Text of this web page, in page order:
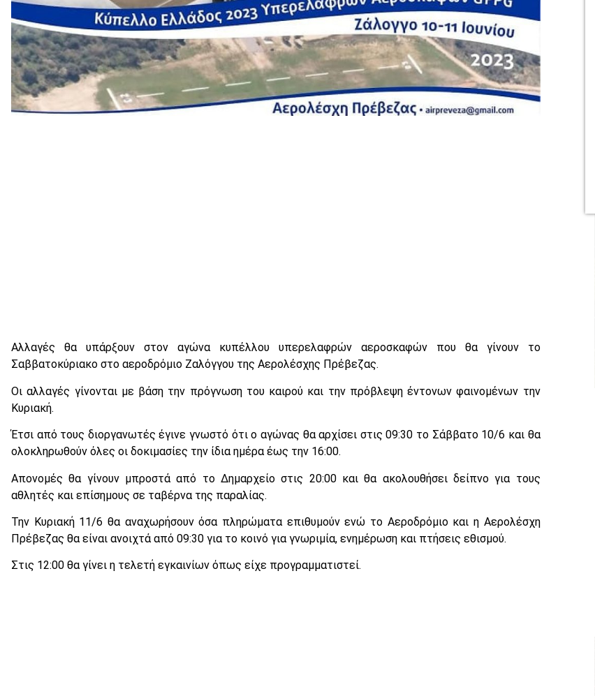
Αλλαγές θα υπάρξουν στον αγώνα κυπέλλου υπερελαφρών αεροσκαφών που θα γίνουν το
Σαββατοκύριακο στο αεροδρόμιο Ζαλόγγου της Αερολέσχης Πρέβεζας.
Οι αλλαγές γίνονται με βάση την πρόγνωση του καιρού και την πρόβλεψη έντονων φαινομένων την
Κυριακή.
Έτσι από τους διοργανωτές έγινε γνωστό ότι ο αγώνας θα αρχίσει στις 09:30 το Σάββατο 10/6 και θα
ολοκληρωθούν όλες οι δοκιμασίες την ίδια ημέρα έως την 16:00.
Απονομές θα γίνουν μπροστά από το Δημαρχείο στις 20:00 και θα ακολουθήσει δείπνο για τους
αθλητές και επίσημους σε ταβέρνα της παραλίας.
Την Κυριακή 11/6 θα αναχωρήσουν όσα πληρώματα επιθυμούν ενώ το Αεροδρόμιο και η Αερολέσχη
Πρέβεζας θα είναι ανοιχτά από 09:30 για το κοινό για γνωριμία, ενημέρωση και πτήσεις εθισμού.
Στις 12:00 θα γίνει η τελετή εγκαινίων όπως είχε προγραμματιστεί.